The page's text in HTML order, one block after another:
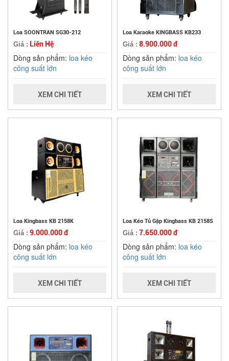
Loa SOONTRAN SG30-212
Giá : Liên Hệ
Dòng sản phẩm: loa kéo
công suất lớn
XEM CHI TIẾT
Loa Karaoke KINGBASS KB233
Giá : 8.900.000 đ
Dòng sản phẩm: loa kéo
công suất lớn
XEM CHI TIẾT
Loa Kingbass KB 2158K
Giá : 9.000.000 đ
Dòng sản phẩm: loa kéo
công suất lớn
XEM CHI TIẾT
Loa Kéo Tủ Gập Kingbass KB 2158S
Giá : 7.650.000 đ
Dòng sản phẩm: loa kéo
công suất lớn
XEM CHI TIẾT